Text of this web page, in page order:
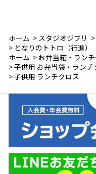
ホーム > スタジオジブリ >
> となりのトトロ（行進）
ホーム > お弁当箱・ラン
>子供用 お弁当袋・ラン
>子供用 ランチクロス